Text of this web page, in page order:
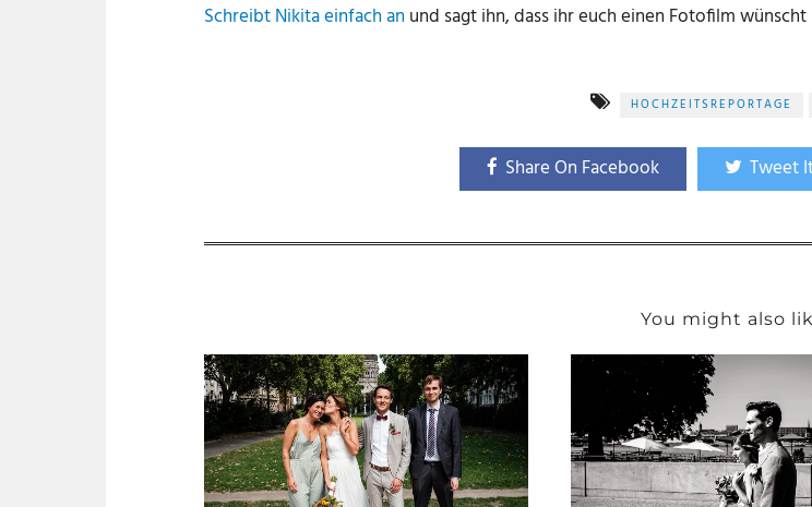
Schreibt Nikita einfach an und sagt ihn, dass ihr euch einen Fotofilm
HOCHZEITSREPORTAGE
Share On Facebook Tweet
You might also